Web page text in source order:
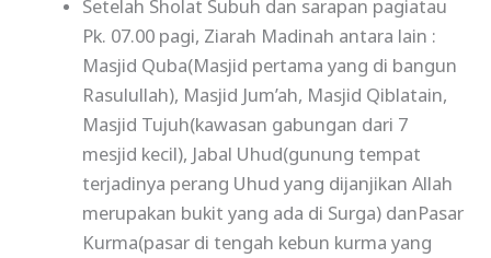
Setelah Sholat Subuh dan sarapan pagiatau
Pk. 07.00 pagi, Ziarah Madinah antara lain :
Masjid Quba(Masjid pertama yang di bangun
Rasulullah), Masjid Jum’ah, Masjid Qiblatain,
Masjid Tujuh(kawasan gabungan dari 7
mesjid kecil), Jabal Uhud(gunung tempat
terjadinya perang Uhud yang dijanjikan Allah
merupakan bukit yang ada di Surga) danPasar
Kurma(pasar di tengah kebun kurma yang